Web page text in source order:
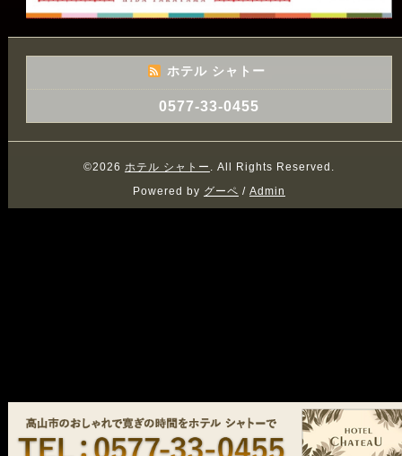
ホテル シャトー
0577-33-0455
©2026 ホテル シャトー . All Rights Reserved.
Powered by グーペ / Admin